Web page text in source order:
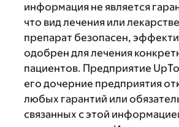
информация не является
что вид лечения или
препарат безопасен,
одобрен для лечения
пациентов. Предприятие
его дочерние предприятия
любых гарантий или
связанных с этой